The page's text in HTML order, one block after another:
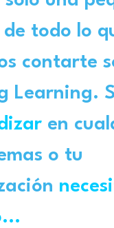
todo lo
contarte
Learning.
en
o tu